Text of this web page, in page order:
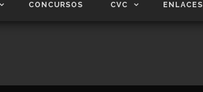
CONCURSOS CVC ENLACES